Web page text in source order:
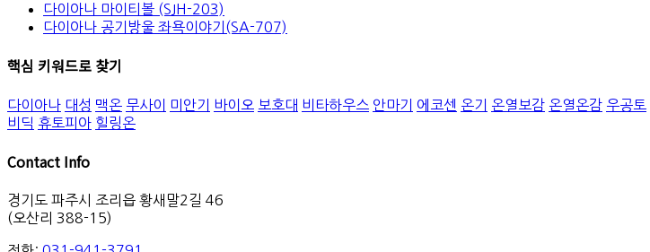
다이아나 마이티볼 (SJH-203)
다이아나 공기방울 좌욕이야기(SA-707)
핵심 키워드로 찾기
다이아나 대성 맥온 무사이 미안기 바이오 보호대 비타하우스 안마기 에코센 온기 온열보감 온열온감 우공토
비딕 휴토피아 힐링온
Contact Info
경기도 파주시 조리읍 황새말2길 46
(오산리 388-15)